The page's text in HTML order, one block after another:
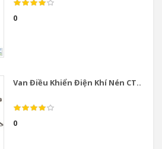
0
Van Điều Khiển Điện Khí Nén CT...
0